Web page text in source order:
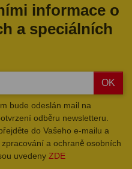
informace o
a speciálních
OK
bude odeslán mail na
odběru newsletteru.
do Vašeho e-mailu a
a ochraně osobních
uvedeny ZDE